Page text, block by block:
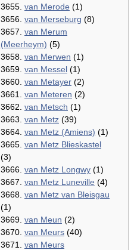
3655. van Merode (1)
3656. van Merseburg (8)
3657. van Merum
(Meerheym) (5)
3658. van Merwen (1)
3659. van Messel (1)
3660. van Metayer (2)
3661. van Meteren (2)
3662. van Metsch (1)
3663. van Metz (39)
3664. van Metz (Amiens) (1)
3665. van Metz Blieskastel
(3)
3666. van Metz Longwy (1)
3667. van Metz Luneville (4)
3668. van Metz van Bleisgau
(1)
3669. van Meun (2)
3670. van Meurs (40)
3671. van Meurs